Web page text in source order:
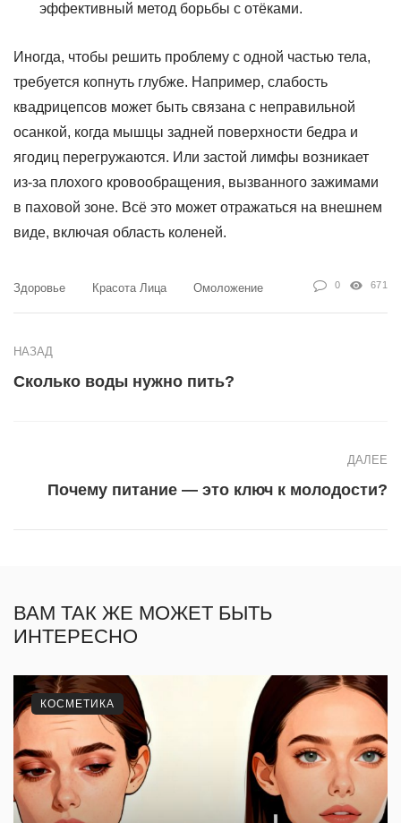
эффективный метод борьбы с отёками.
Иногда, чтобы решить проблему с одной частью тела,
требуется копнуть глубже. Например, слабость
квадрицепсов может быть связана с неправильной
осанкой, когда мышцы задней поверхности бедра и
ягодиц перегружаются. Или застой лимфы возникает
из-за плохого кровообращения, вызванного зажимами
в паховой зоне. Всё это может отражаться на внешнем
виде, включая область коленей.
Здоровье Красота Лица Омоложение 0 671
НАЗАД
Сколько воды нужно пить?
ДАЛЕЕ
Почему питание — это ключ к молодости?
ВАМ ТАК ЖЕ МОЖЕТ БЫТЬ
ИНТЕРЕСНО
КОСМЕТИКА